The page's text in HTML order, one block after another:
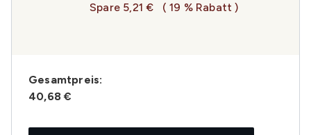
Spare 5,21 €
( 19 % Rabatt )
Gesamtpreis:
40,68 €